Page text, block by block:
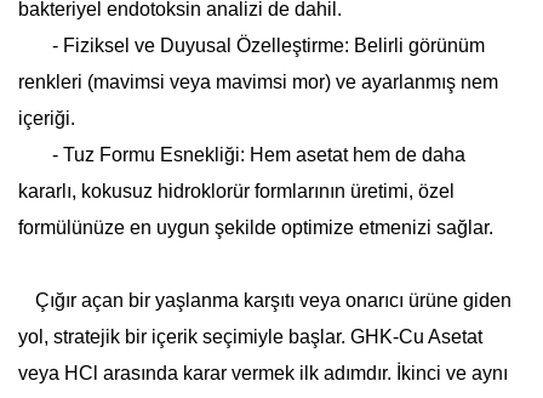
bakteriyel endotoksin analizi de dahil.
- Fiziksel ve Duyusal Özelleştirme: Belirli görünüm
renkleri (mavimsi veya mavimsi mor) ve ayarlanmış nem
içeriği.
- Tuz Formu Esnekliği: Hem asetat hem de daha
kararlı, kokusuz hidroklorür formlarının üretimi, özel
formülünüze en uygun şekilde optimize etmenizi sağlar.
Çığır açan bir yaşlanma karşıtı veya onarıcı ürüne giden
yol, stratejik bir içerik seçimiyle başlar. GHK-Cu Asetat
veya HCl arasında karar vermek ilk adımdır. İkinci ve aynı